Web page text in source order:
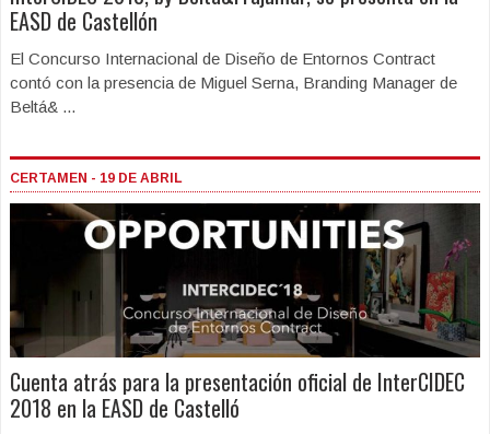
EASD de Castellón
El Concurso Internacional de Diseño de Entornos Contract
contó con la presencia de Miguel Serna, Branding Manager de
Beltá& ...
CERTAMEN - 19 DE ABRIL
Cuenta atrás para la presentación oficial de InterCIDEC
2018 en la EASD de Castelló